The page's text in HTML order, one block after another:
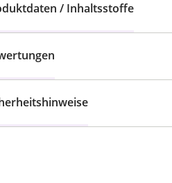
/ Inhaltsstoffe